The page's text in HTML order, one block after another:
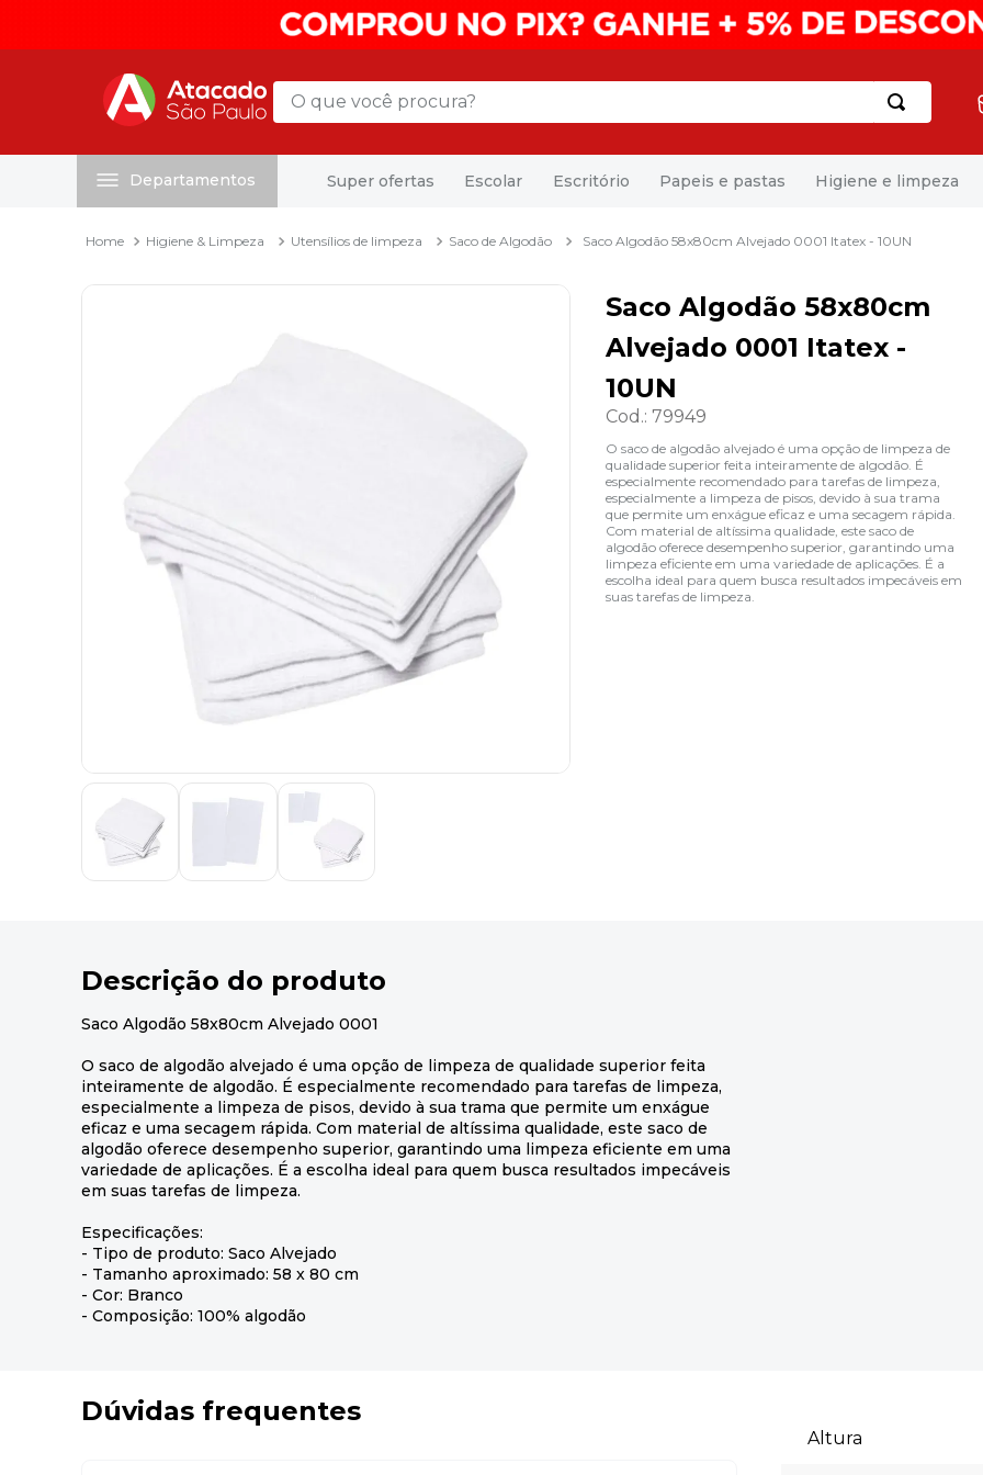
O que você procura?
Departamentos Super ofertas Escolar Escritório Papeis e pastas Higiene e limpeza
Higiene & Limpeza Utensílios de limpeza Saco de Algodão Saco Algodão 58x80cm Alvejado 0001 Itatex - 10UN
Saco Algodão 58x80cm
Alvejado 0001 Itatex -
10UN
Cod.:79949
O saco de algodão alvejado é uma opção de limpeza de
qualidade superior feita inteiramente de algodão. É
especialmente recomendado para tarefas de limpeza,
especialmente a limpeza de pisos, devido à sua trama
que permite um enxágue eficaz e uma secagem rápida.
Com material de altíssima qualidade, este saco de
algodão oferece desempenho superior, garantindo uma
limpeza eficiente em uma variedade de aplicações. É a
escolha ideal para quem busca resultados impecáveis em
suas tarefas de limpeza.
Descrição do produto
Saco Algodão 58x80cm Alvejado 0001
O saco de algodão alvejado é uma opção de limpeza de qualidade superior feita
inteiramente de algodão. É especialmente recomendado para tarefas de limpeza,
especialmente a limpeza de pisos, devido à sua trama que permite um enxágue
eficaz e uma secagem rápida. Com material de altíssima qualidade, este saco de
algodão oferece desempenho superior, garantindo uma limpeza eficiente em uma
variedade de aplicações. É a escolha ideal para quem busca resultados impecáveis
em suas tarefas de limpeza.
Especificações:
- Tipo de produto: Saco Alvejado
- Tamanho aproximado: 58 x 80 cm
- Cor: Branco
- Composição: 100% algodão
Dúvidas frequentes
Altura
mala
marca texto